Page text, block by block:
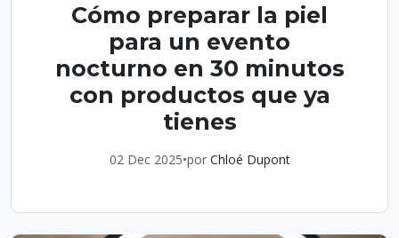
Cómo preparar la piel
para un evento
nocturno en 30 minutos
con productos que ya
tienes
02 Dec 2025•por Chloé Dupont